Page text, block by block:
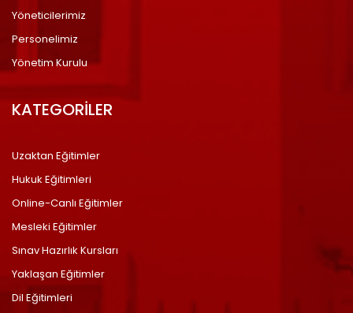
Yöneticilerimiz
Personelimiz
Yönetim Kurulu
KATEGORİLER
Uzaktan Eğitimler
Hukuk Eğitimleri
Online-Canlı Eğitimler
Mesleki Eğitimler
Sınav Hazırlık Kursları
Yaklaşan Eğitimler
Dil Eğitimleri